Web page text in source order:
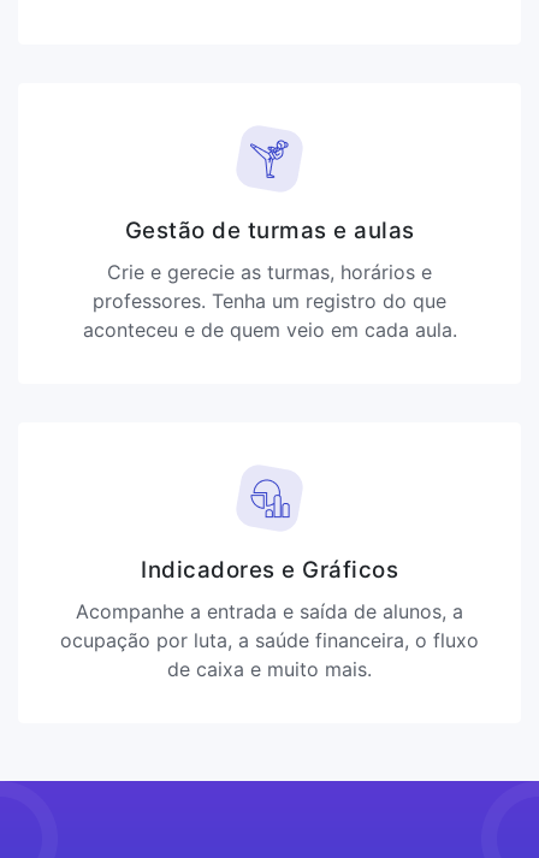
Gestão de turmas e aulas
Crie e gerecie as turmas, horários e
professores. Tenha um registro do que
aconteceu e de quem veio em cada aula.
Indicadores e Gráficos
Acompanhe a entrada e saída de alunos, a
ocupação por luta, a saúde financeira, o fluxo
de caixa e muito mais.